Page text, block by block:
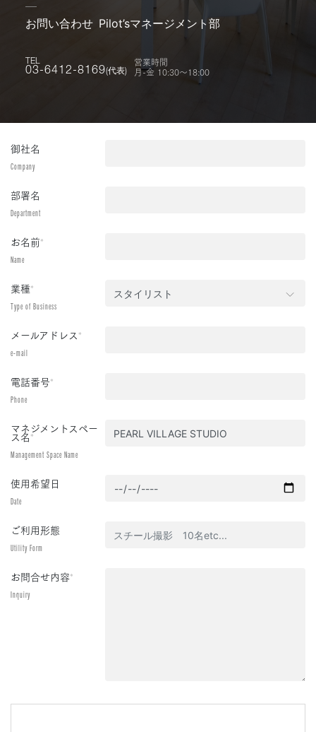
お問い合わせ Pilot’sマネージメント部
TEL
03-6412-8169(代表)
営業時間
月-金 10:30〜18:00
御社名
Company
部署名
Department
お名前*
Name
業種*
Type of Business
メールアドレス*
e-mail
電話番号*
Phone
マネジメントスペー
ス名*
Management Space Name
使用希望日
Date
ご利用形態
Utility Form
お問合せ内容*
Inquiry